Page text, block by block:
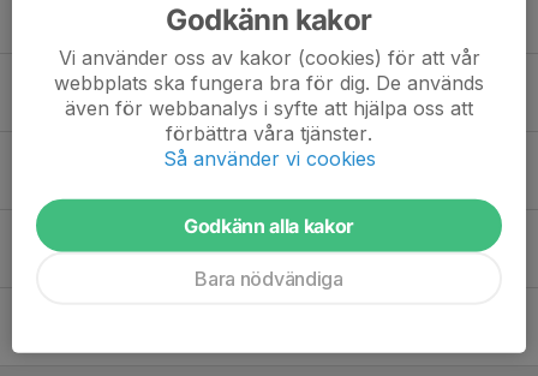
30 dec 2025 0
Poolspel i Vaggeryd
2 dec 2025 0
Säsongens första poolspel
Poolspel i Åby på lördag
Godkänn kakor
Vi använder oss av kakor (cookies) för att vår
webbplats ska fungera bra för dig. De används
även för webbanalys i syfte att hjälpa oss att
förbättra våra tjänster.
Så använder vi cookies
Godkänn alla kakor
Bara nödvändiga